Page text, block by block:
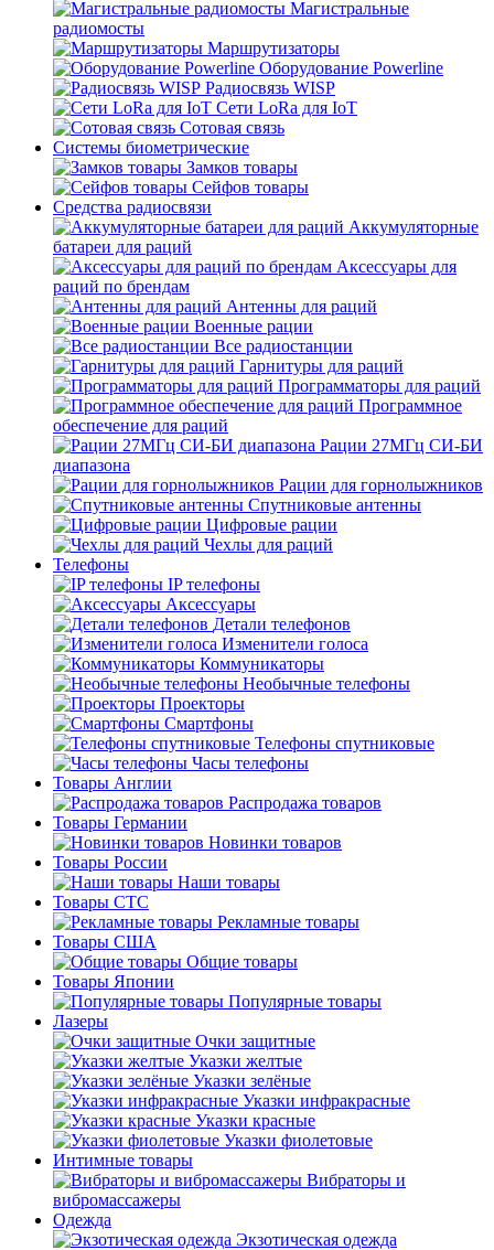
Магистральные
радиомосты
Маршрутизаторы
Оборудование Powerline
Радиосвязь WISP
Сети LoRa для IoT
Сотовая связь
Системы биометрические
Замков товары
Сейфов товары
Средства радиосвязи
Аккумуляторные
батареи для раций
Аксессуары для
раций по брендам
Антенны для раций
Военные рации
Все радиостанции
Гарнитуры для раций
Программаторы для раций
Программное
обеспечение для раций
Рации 27МГц СИ-БИ
диапазона
Рации для горнолыжников
Спутниковые антенны
Цифровые рации
Чехлы для раций
Телефоны
IP телефоны
Аксессуары
Детали телефонов
Изменители голоса
Коммуникаторы
Необычные телефоны
Проекторы
Смартфоны
Телефоны спутниковые
Часы телефоны
Товары Англии
Распродажа товаров
Товары Германии
Новинки товаров
Товары России
Наши товары
Товары СТС
Рекламные товары
Товары США
Общие товары
Товары Японии
Популярные товары
Лазеры
Очки защитные
Указки желтые
Указки зелёные
Указки инфракрасные
Указки красные
Указки фиолетовые
Интимные товары
Вибраторы и
вибромассажеры
Одежда
Экзотическая одежда